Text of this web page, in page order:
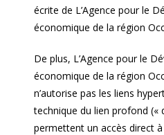
écrite de L’Agence pour le
économique de la région
De plus, L’Agence pour le
économique de la région
n’autorise pas les liens
technique du lien profond («
permettent un accès direct